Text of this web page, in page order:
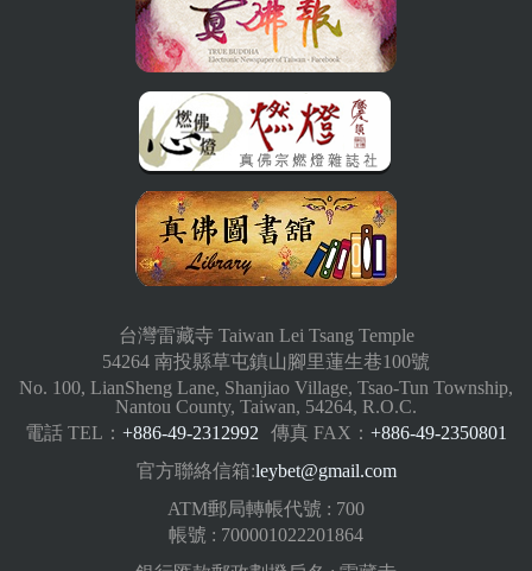
台灣雷藏寺 Taiwan Lei Tsang Temple
54264 南投縣草屯鎮山腳里蓮生巷100號
No. 100, LianSheng Lane, Shanjiao Village, Tsao-Tun Township,
Nantou County, Taiwan, 54264, R.O.C.
電話 TEL： +886-49-2312992 傳真 FAX： +886-49-2350801
官方聯絡信箱:leybet@gmail.com
ATM郵局轉帳代號 : 700
帳號 : 700001022201864